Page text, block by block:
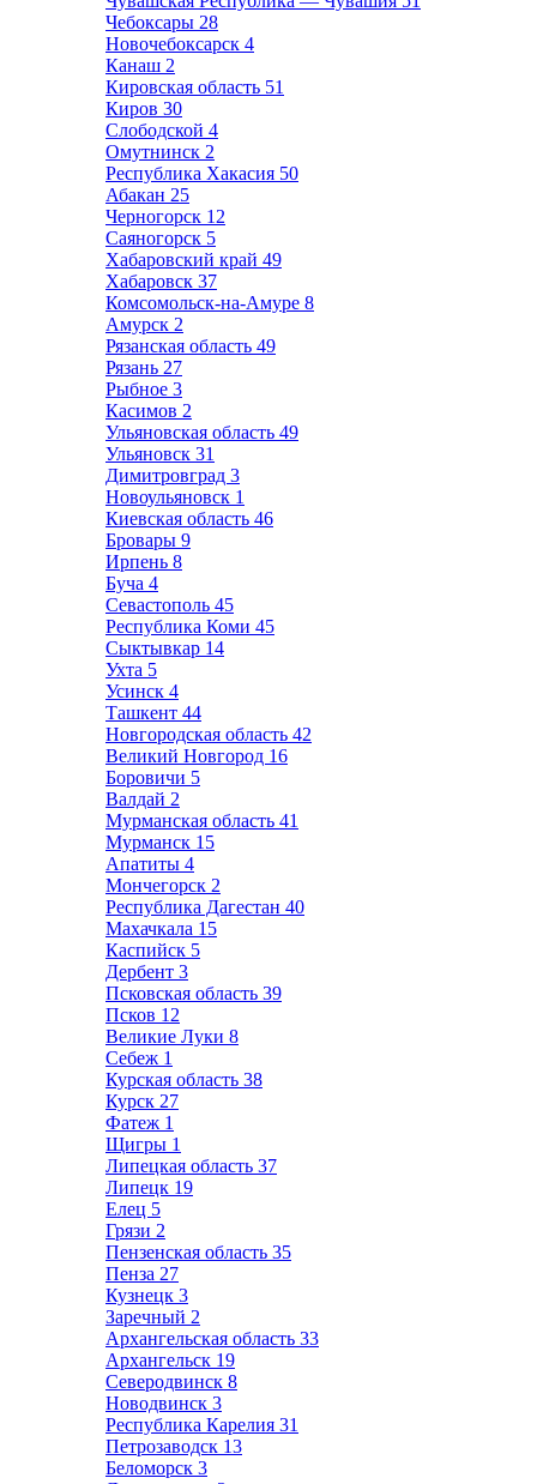
Чебоксары 28
Новочебоксарск 4
Канаш 2
Кировская область 51
Киров 30
Слободской 4
Омутнинск 2
Республика Хакасия 50
Абакан 25
Черногорск 12
Саяногорск 5
Хабаровский край 49
Хабаровск 37
Комсомольск-на-Амуре 8
Амурск 2
Рязанская область 49
Рязань 27
Рыбное 3
Касимов 2
Ульяновская область 49
Ульяновск 31
Димитровград 3
Новоульяновск 1
Киевская область 46
Бровары 9
Ирпень 8
Буча 4
Севастополь 45
Республика Коми 45
Сыктывкар 14
Ухта 5
Усинск 4
Ташкент 44
Новгородская область 42
Великий Новгород 16
Боровичи 5
Валдай 2
Мурманская область 41
Мурманск 15
Апатиты 4
Мончегорск 2
Республика Дагестан 40
Махачкала 15
Каспийск 5
Дербент 3
Псковская область 39
Псков 12
Великие Луки 8
Себеж 1
Курская область 38
Курск 27
Фатеж 1
Щигры 1
Липецкая область 37
Липецк 19
Елец 5
Грязи 2
Пензенская область 35
Пенза 27
Кузнецк 3
Заречный 2
Архангельская область 33
Архангельск 19
Северодвинск 8
Новодвинск 3
Республика Карелия 31
Петрозаводск 13
Беломорск 3